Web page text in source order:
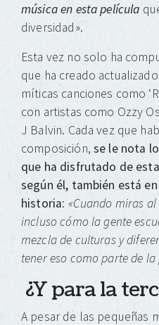
música en esta película
diversidad».
Esta vez no solo ha
que ha creado
míticas canciones como
con artistas como Ozzy
J Balvin. Cada vez que
composición, se le nota
que ha disfrutado de
según él, también está
historia: «Cuando miras
incluso cómo la gente
mezcla de culturas y
tener eso como parte de la
¿Y para la
A pesar de las pequeñas